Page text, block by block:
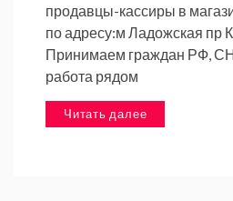
продавцы-кассиры в
по адресу:м Ладожская пр
Принимаем граждан РФ,
работа рядом
Читать далее